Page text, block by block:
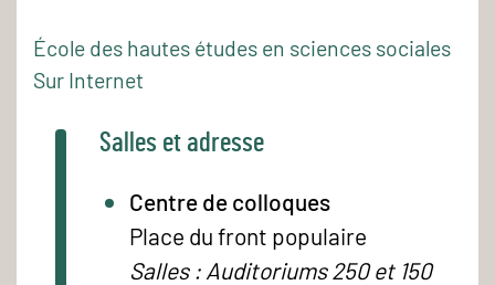
École des hautes études en sciences sociales
Sur Internet
Salles et adresse
Centre de colloques
Place du front populaire
Salles : Auditoriums 250 et 150